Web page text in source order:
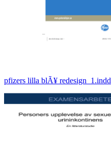
pfizers lilla blÃ¥ redesign_1.indd